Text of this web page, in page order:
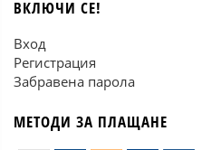
ВКЛЮЧИ СЕ!
Вход
Регистрация
Забравена парола
МЕТОДИ ЗА ПЛАЩАНЕ